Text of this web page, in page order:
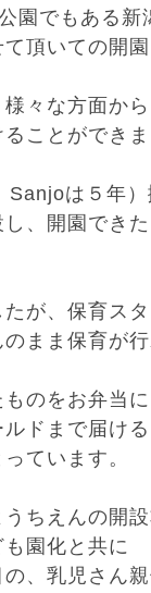
園でもある新
頂いての開
々な方面か
ことができ
Sanjoは５年
、開園でき
が、保育ス
まま保育が
のをお弁当
ドまで届け
ています。
ちえんの開
園化と共に
、乳児さん